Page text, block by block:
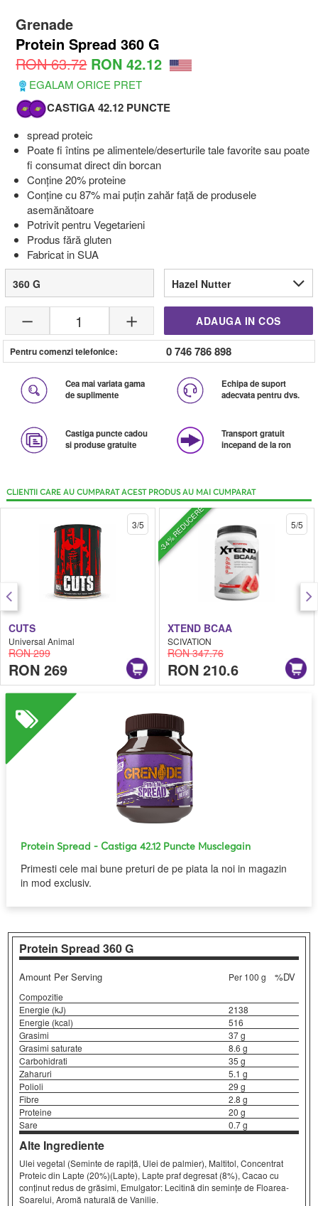
Grenade
Protein Spread 360 G
RON 63.72 RON 42.12
EGALAM ORICE PRET
CASTIGA 42.12 PUNCTE
spread proteic
Poate fi întins pe alimentele/deserturile tale favorite sau poate
fi consumat direct din borcan
Conține 20% proteine
Conține cu 87% mai puțin zahăr față de produsele
asemănătoare
Potrivit pentru Vegetarieni
Produs fără gluten
Fabricat in SUA
360 G Hazel Nutter
1 ADAUGA IN COS
Pentru comenzi telefonice: 0 746 786 898
Cea mai variata gama
de suplimente
Echipa de suport
adecvata pentru dvs.
Castiga puncte cadou
si produse gratuite
Transport gratuit
incepand de la ron
CLIENTII CARE AU CUMPARAT ACEST PRODUS AU MAI CUMPARAT
CUTS
Universal Animal
RON 299
RON 269
3/5 -34% REDUCERE
XTEND BCAA
SCIVATION
RON 347.76
RON 210.6
5/5
Protein Spread- Castiga 42.12 Puncte Musclegain
Primesti cele mai bune preturi de pe piata la noi in magazin
in mod exclusiv.
Protein Spread360 G
Amount Per Serving %DV
Compozitie
Per 100 g
Energie (kJ)
2138
Energie (kcal)
516
Grasimi
37 g
Grasimi saturate
8.6 g
Carbohidrati
35 g
Zaharuri
5.1 g
Polioli
29 g
Fibre
2.8 g
Proteine
20 g
Sare
0.7 g
Alte Ingrediente
Ulei vegetal (Seminte de rapiță, Ulei de palmier), Maltitol, Concentrat
Proteic din Lapte (20%)(Lapte), Lapte praf degresat (8%), Cacao cu
conținut redus de grăsimi, Emulgator: Lecitină din semințe de Floarea-
Soarelui, Aromă naturală de Vanilie.